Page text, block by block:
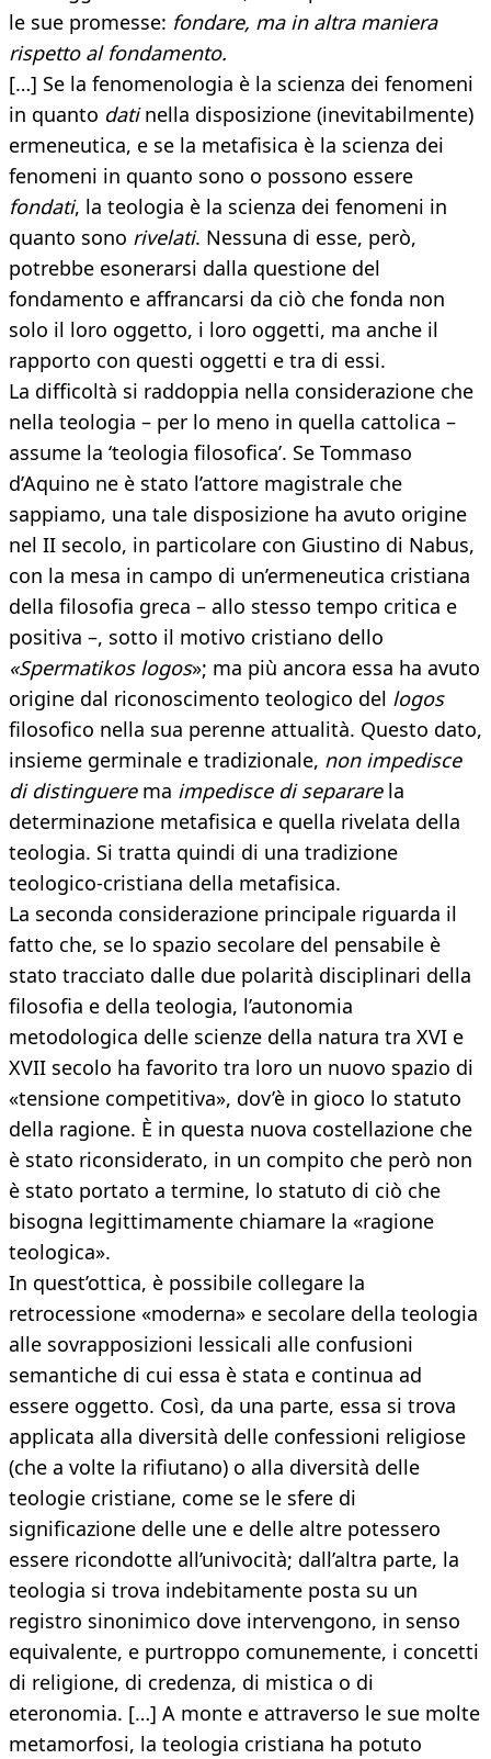
le sue promesse: fondare, ma in altra maniera
rispetto al fondamento.
[…] Se la fenomenologia è la scienza dei fenomeni
in quanto datinella disposizione (inevitabilmente)
ermeneutica, e se la metafisica è la scienza dei
fenomeni in quanto sono o possono essere
fondati, la teologia è la scienza dei fenomeni in
quanto sono rivelati. Nessuna di esse, però,
potrebbe esonerarsi dalla questione del
fondamento e affrancarsi da ciò che fonda non
solo il loro oggetto, i loro oggetti, ma anche il
rapporto con questi oggetti e tra di essi.
La difficoltà si raddoppia nella considerazione che
nella teologia – per lo meno in quella cattolica –
assume la ‘teologia filosofica’. Se Tommaso
d’Aquino ne è stato l’attore magistrale che
sappiamo, una tale disposizione ha avuto origine
nel II secolo, in particolare con Giustino di Nabus,
con la mesa in campo di un’ermeneutica cristiana
della filosofia greca – allo stesso tempo critica e
positiva –, sotto il motivo cristiano dello
«Spermatikos logos»; ma più ancora essa ha avuto
origine dal riconoscimento teologico del logos
filosofico nella sua perenne attualità. Questo dato,
insieme germinale e tradizionale, non impedisce
di distinguerema impedisce di separarela
determinazione metafisica e quella rivelata della
teologia. Si tratta quindi di una tradizione
teologico-cristiana della metafisica.
La seconda considerazione principale riguarda il
fatto che, se lo spazio secolare del pensabile è
stato tracciato dalle due polarità disciplinari della
filosofia e della teologia, l’autonomia
metodologica delle scienze della natura tra XVI e
XVII secolo ha favorito tra loro un nuovo spazio di
«tensione competitiva», dov’è in gioco lo statuto
della ragione. È in questa nuova costellazione che
è stato riconsiderato, in un compito che però non
è stato portato a termine, lo statuto di ciò che
bisogna legittimamente chiamare la «ragione
teologica».
In quest’ottica, è possibile collegare la
retrocessione «moderna» e secolare della teologia
alle sovrapposizioni lessicali alle confusioni
semantiche di cui essa è stata e continua ad
essere oggetto. Così, da una parte, essa si trova
applicata alla diversità delle confessioni religiose
(che a volte la rifiutano) o alla diversità delle
teologie cristiane, come se le sfere di
significazione delle une e delle altre potessero
essere ricondotte all’univocità; dall’altra parte, la
teologia si trova indebitamente posta su un
registro sinonimico dove intervengono, in senso
equivalente, e purtroppo comunemente, i concetti
di religione, di credenza, di mistica o di
eteronomia. […] A monte e attraverso le sue molte
metamorfosi, la teologia cristiana ha potuto